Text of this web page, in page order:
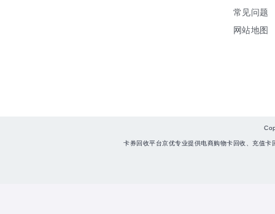
常见问题
网站地图
卡券回收平台京优专业提供电商购物卡回收、充值